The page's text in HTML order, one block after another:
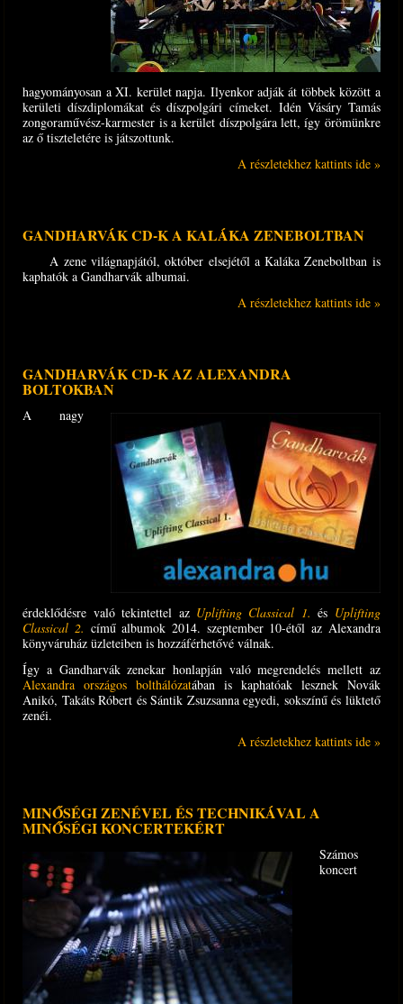
hagyományosan a XI. kerület napja. Ilyenkor adják át többek között a
kerületi díszdiplomákat és díszpolgári címeket. Idén Vásáry Tamás
zongoraművész-karmester is a kerület díszpolgára lett, így örömünkre
az ő tiszteletére is játszottunk.
A részletekhez kattints ide »
GANDHARVÁK CD-K A KALÁKA ZENEBOLTBAN
A zene világnapjától, október elsejétől a Kaláka Zeneboltban is
kaphatók a Gandharvák albumai.
A részletekhez kattints ide »
GANDHARVÁK CD-K AZ ALEXANDRA
BOLTOKBAN
A nagy
érdeklődésre való tekintettel az Uplifting Classical 1. és Uplifting
Classical 2. című albumok 2014. szeptember 10-étől az Alexandra
könyváruház üzleteiben is hozzáférhetővé válnak.
Így a Gandharvák zenekar honlapján való megrendelés mellett az
Alexandra országos bolthálózatában is kaphatóak lesznek Novák
Anikó, Takáts Róbert és Sántik Zsuzsanna egyedi, sokszínű és lüktető
zenéi.
A részletekhez kattints ide »
MINŐSÉGI ZENÉVEL ÉS TECHNIKÁVAL A
MINŐSÉGI KONCERTEKÉRT
Számos
koncert